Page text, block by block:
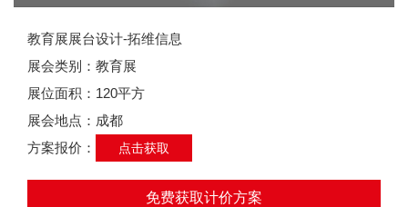
教育展展台设计-拓维信息
展会类别：教育展
展位面积：120平方
展会地点：成都
方案报价：
点击获取
免费获取计价方案